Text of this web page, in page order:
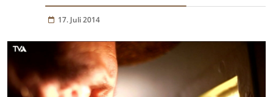
17. Juli 2014